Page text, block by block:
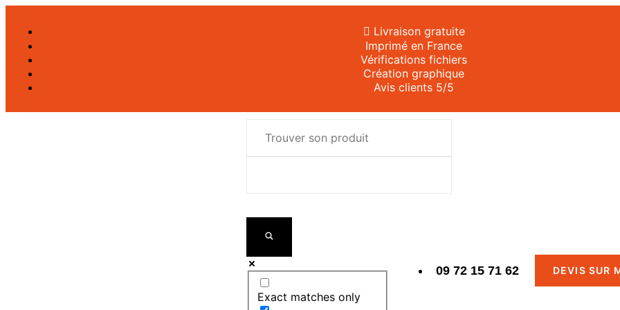
Livraison gratuite
Imprimé en France
Vérifications fichiers
Création graphique
Avis clients 5/5
Exact matches only
09 72 15 71 62 DEVIS SUR